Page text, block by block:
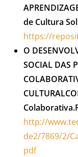
de Cultura
https://
O
SOCIAL DAS
http://
de2/7869/2/
pdf